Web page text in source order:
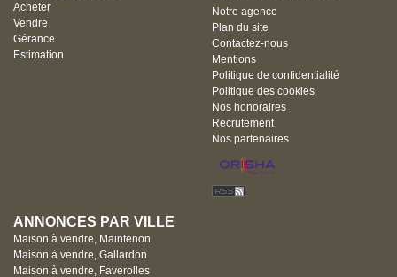
Acheter
Vendre
Gérance
Estimation
Notre agence
Plan du site
Contactez-nous
Mentions
Politique de confidentialité
Politique des cookies
Nos honoraires
Recrutement
Nos partenaires
ANNONCES PAR VILLE
Maison à vendre, Maintenon
Maison à vendre, Gallardon
Maison à vendre, Faverolles